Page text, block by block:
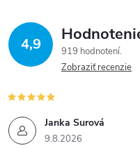
4,9
919 hodnotení
Zobraziť recenzie
Janka Surová
9.8.2026